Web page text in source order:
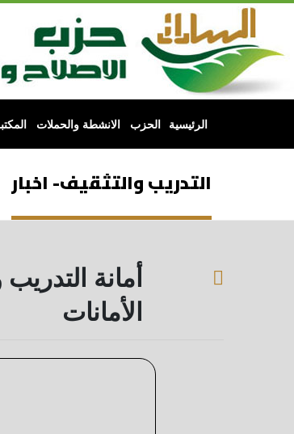
الرئيسية الحزب الانشطة والحملات
التدريب والتثقيف- اخبار
أمانة
الأمانات